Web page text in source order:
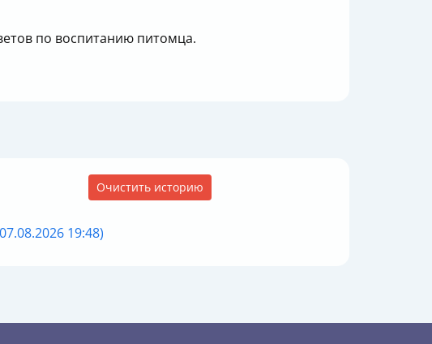
по воспитанию питомца.
Очистить историю
19:48)